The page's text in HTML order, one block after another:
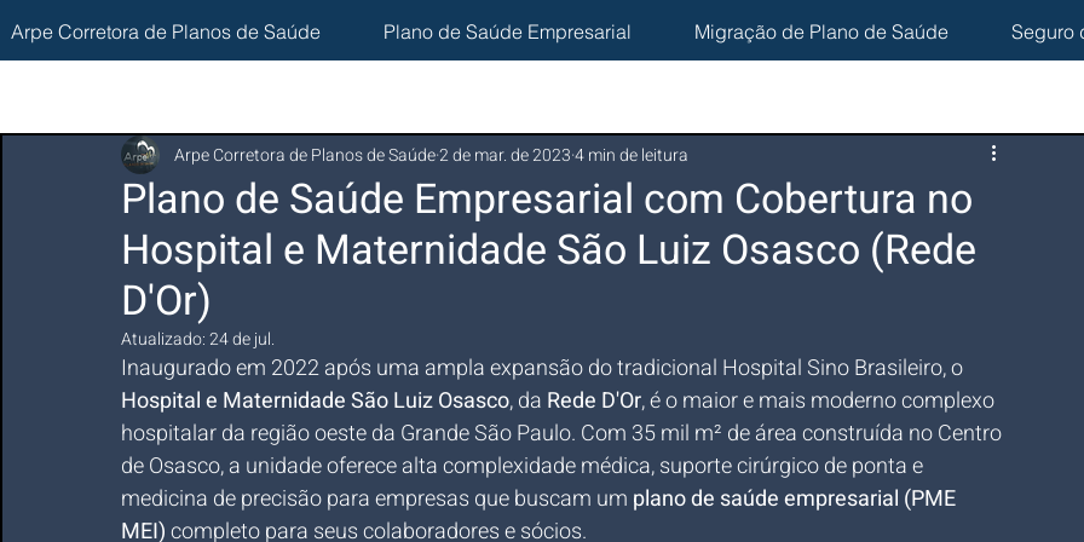
Arpe Corretora de Planos de Saúde Plano de Saúde Empresarial Migração de Plano de Saúde Seguro
Plano de Saúde Empresarial com Cobertura no
Hospital e Maternidade São Luiz Osasco (Rede
D'Or)
Arpe Corretora de Planos de Saúde2 de mar. de 20234 min de leitura
Atualizado:24 de jul.
Inaugurado em 2022 após uma ampla expansão do tradicional Hospital Sino Brasileiro, o
Hospital e Maternidade São Luiz Osasco, da Rede D'Or, é o maior e mais moderno complexo
hospitalar da região oeste da Grande São Paulo. Com 35 mil m² de área construída no Centro
de Osasco, a unidade oferece alta complexidade médica, suporte cirúrgico de ponta e
medicina de precisão para empresas que buscam um plano de saúde empresarial (PME
MEI) completo para seus colaboradores e sócios.